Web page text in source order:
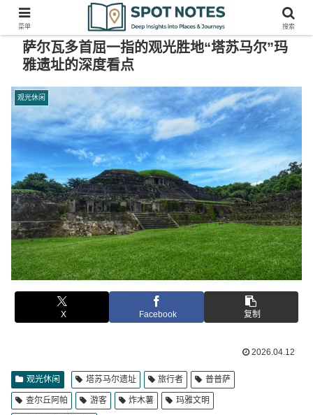
萨尔瓦多首屈一指的观光胜地“塔苏马尔”玛
雅遗址的深度看点
观光休闲
X Facebook 复制
2026.04.12
观光休闲 塔苏马尔遗址 旅行者 普普萨
查尔丘阿帕 游客 炸木薯 玛雅文明
菜单 搜索